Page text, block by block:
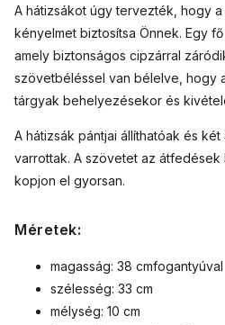
A hátizsákot úgy tervezték, hogy a
kényelmet biztosítsa Önnek. Egy
amely biztonságos cipzárral
szövetbéléssel van bélelve, hogy
tárgyak behelyezésekor és
A hátizsák pántjai állíthatóak és
varrottak. A szövetet az
kopjon el gyorsan.
Méretek:
magasság: 38 cmfogantyúval
szélesség: 33 cm
mélység: 10 cm